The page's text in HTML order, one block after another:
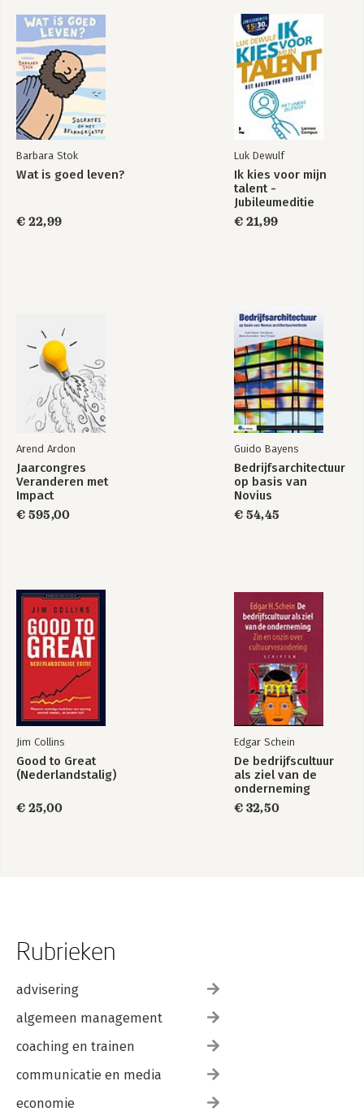
managementbladen, radio en tv). Arend
Ardon schreef eerder de
Doorbreek de
Ontketen vernieuwing!.
Doorbreek de
cirkel!
Wat speelt hier?
Break the Cycle!
Bekijk alle boeken
Barbara Stok
Wat is goed leven?
€ 22,99
Luk Dewulf
Ik kies voor mijn
talent -
Jubileumeditie
€ 21,99
Arend Ardon
Jaarcongres
Veranderen met
Impact
€ 595,00
Guido Bayens
Bedrijfsarchitectuur
op basis van
Novius
€ 54,45
Jim Collins
Good to Great
(Nederlandstalig)
€ 25,00
Edgar Schein
De bedrijfscultuur
als ziel van de
onderneming
€ 32,50
Rubrieken
advisering
algemeen management
coaching en trainen
communicatie en media
economie